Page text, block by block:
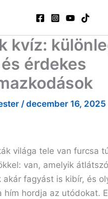
kvíz:
érdekes
/ december 16, 2025
világa tele van furcsa
van, amelyik
akár fagyást is kibír, és
hím hordja az utódokat.